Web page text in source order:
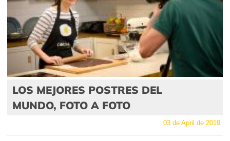
LOS MEJORES POSTRES DEL
MUNDO, FOTO A FOTO
03 de April de 2019